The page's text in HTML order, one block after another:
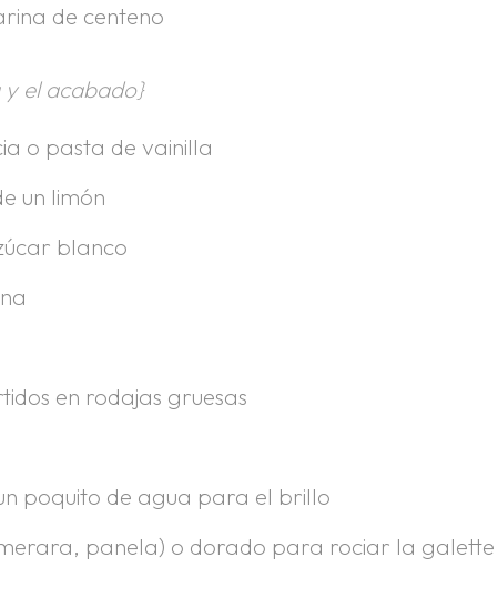
de centeno
el acabado}
o pasta de vainilla
un limón
blanco
en rodajas gruesas
poquito de agua para el brillo
panela) o dorado para rociar la galette